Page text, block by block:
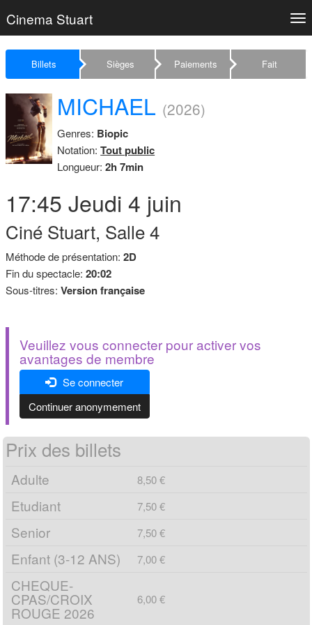
Cinema Stuart
Billets Sièges Paiements Fait
MICHAEL (2026)
Genres: Biopic
Notation:Tout public
Longueur:2h 7min
17:45 Jeudi 4 juin
Ciné Stuart, Salle 4
Méthode de présentation: 2D
Fin du spectacle: 20:02
Sous-titres: Version française
Veuillez vous connecter pour activer vos
avantages de membre
Se connecter
Continuer anonymement
Prix des billets
Adulte 8,50 €
Etudiant 7,50 €
Senior 7,50 €
Enfant (3-12 ANS) 7,00 €
CHEQUE-
CPAS/CROIX
ROUGE 2026
6,00 €